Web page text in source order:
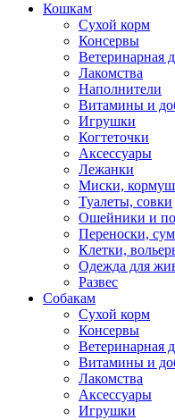
Кошкам
Сухой корм
Консервы
Ветеринарная
Лакомства
Наполнители
Витамины и
Игрушки
Когтеточки
Аксессуары
Лежанки
Миски,
Туалеты, совки
Ошейники и
Переноски,
Клетки,
Одежда для
Развес
Собакам
Сухой корм
Консервы
Ветеринарная
Витамины и
Лакомства
Аксессуары
Игрушки